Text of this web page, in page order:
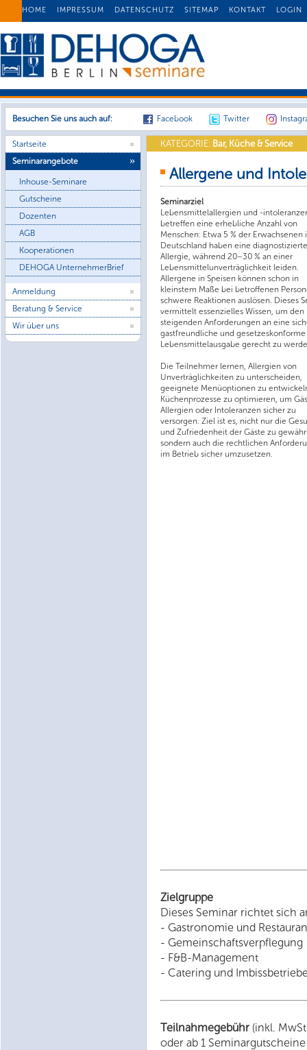
HOME IMPRESSUM DATENSCHUTZ SITEMAP KONTAKT LOGIN
Besuchen Sie uns auch auf: Facebook Twitter
Startseite
Seminarangebote
Inhouse-Seminare
Gutscheine
Dozenten
AGB
Kooperationen
DEHOGA UnternehmerBrief
Anmeldung
Beratung & Service
Wir über uns
KATEGORIE: Bar, Küche & Service
Allergene und
Seminarziel
Lebensmittelallergien und -
betreffen eine erhebliche Anzahl von
Menschen: Etwa 5 % der Erwachsenen
Deutschland haben eine diagnostizierte
Allergie, während 20–30 % an einer
Lebensmittelunverträglichkeit leiden.
Allergene in Speisen können schon in
kleinstem Maße bei betroffenen
schwere Reaktionen auslösen. Dieses
vermittelt essenzielles Wissen, um den
steigenden Anforderungen an eine
gastfreundliche und gesetzeskonforme
Lebensmittelausgabe gerecht zu
Die Teilnehmer lernen, Allergien von
Unverträglichkeiten zu unterscheiden,
geeignete Menüoptionen zu
Küchenprozesse zu optimieren, um
Allergien oder Intoleranzen sicher zu
versorgen. Ziel ist es, nicht nur die
und Zufriedenheit der Gäste zu
sondern auch die rechtlichen
im Betrieb sicher umzusetzen.
Zielgruppe
Dieses Seminar richtet sich
- Gastronomie und
- Gemeinschaftsverpflegung
- F&B-Management
- Catering und
Teilnahmegebühr (inkl.
oder ab 1 Seminargutscheine